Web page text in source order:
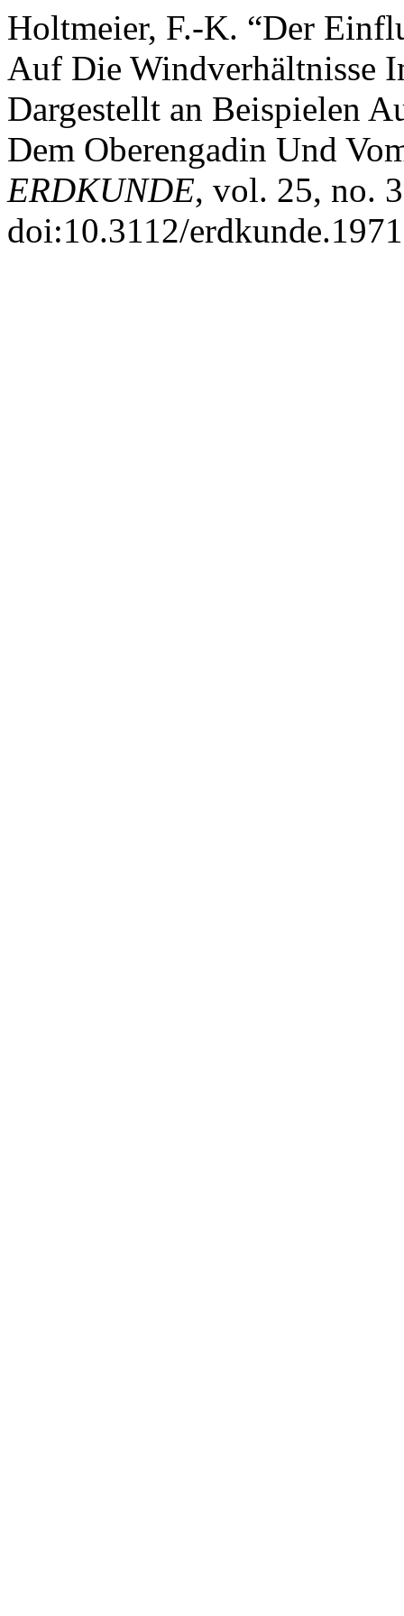
Holtmeier, F.-K. “Der
Auf Die Windverhältnisse
Dargestellt an Beispielen
Dem Oberengadin Und
ERDKUNDE, vol. 25, no.
doi:10.3112/